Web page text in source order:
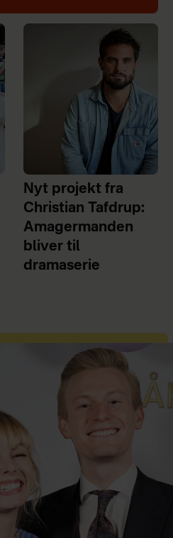
Nyt projekt fra
Christian Tafdrup:
Amagermanden
bliver til
dramaserie